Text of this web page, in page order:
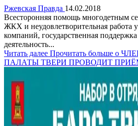
Ржевская Правда 14.02.2018
Всесторонняя помощь многодетным
ЖКХ и неудовлетворительная работа
компаний, государственная поддержка
деятельность...
Читать далее Прочитать больше о
ПАЛАТЫ ТВЕРИ ПРОВОДИТ